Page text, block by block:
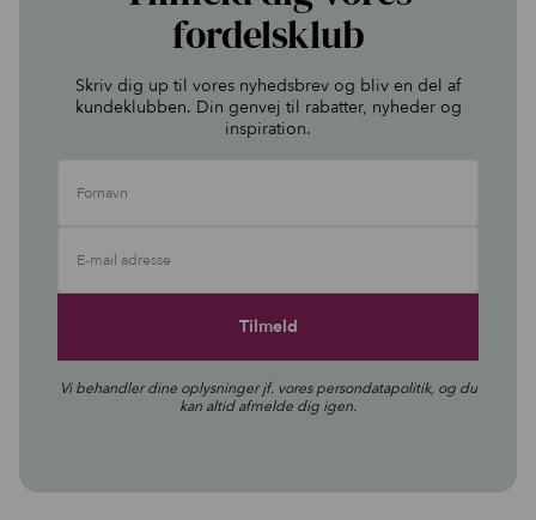
fordelsklub
Skriv dig up til vores nyhedsbrev og bliv en del af
kundeklubben. Din genvej til rabatter, nyheder og
inspiration.
Fornavn
E-mail adresse
Vi behandler dine oplysninger jf. vorespersondatapolitik, og du
kan altid afmelde dig igen.